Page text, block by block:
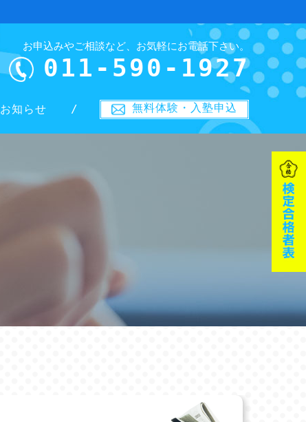
お申込みやご相談など、お気軽にお電話下さい。
011-590-1927
お知らせ 無料体験・入塾申込